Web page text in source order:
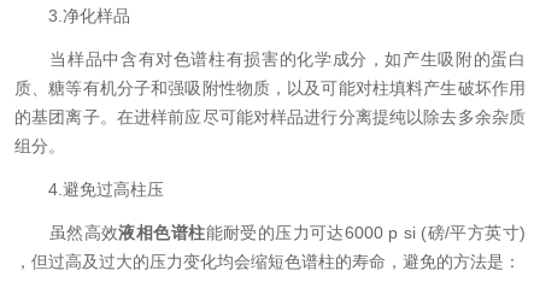
3.净化样品
当样品中含有对色谱柱有损害的化学成分，如产生吸附的蛋白
质、糖等有机分子和强吸附性物质，以及可能对柱填料产生破坏作用
的基团离子。在进样前应尽可能对样品进行分离提纯以除去多余杂质
组分。
4.避免过高柱压
虽然高效液相色谱柱能耐受的压力可达6000 p si (磅/平方英寸)
，但过高及过大的压力变化均会缩短色谱柱的寿命，避免的方法是：